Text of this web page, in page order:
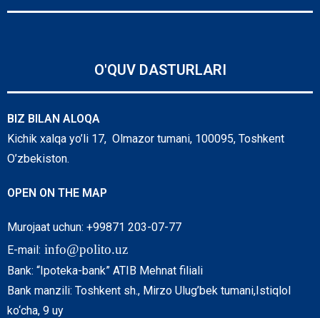
O'QUV DASTURLARI
BIZ BILAN ALOQA
Kichik xalqa yo’li 17, Olmazor tumani, 100095, Toshkent
O’zbekiston.
OPEN ON THE MAP
Murojaat uchun: +99871 203-07-77
E-mail: info@polito.uz
Bank: “Ipoteka-bank” ATIB Mehnat filiali
Bank manzili: Toshkent sh., Mirzo Ulug’bek tumani,Istiqlol
ko‘cha, 9 uy